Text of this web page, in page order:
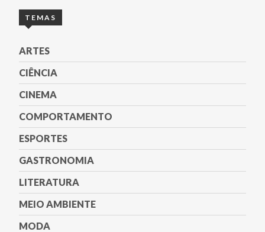
TEMAS
ARTES
CIÊNCIA
CINEMA
COMPORTAMENTO
ESPORTES
GASTRONOMIA
LITERATURA
MEIO AMBIENTE
MODA